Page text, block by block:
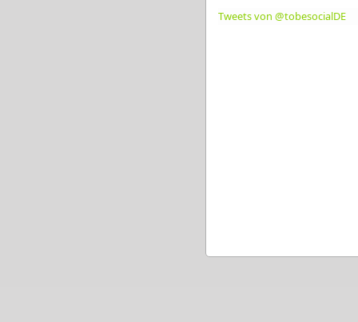
Tweets von @tobesocialDE